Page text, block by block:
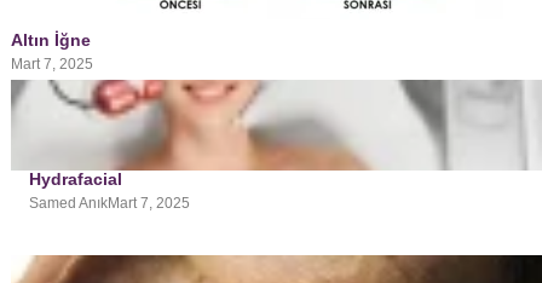
Altın İğne
Mart 7, 2025
Hydrafacial
Samed AnıkMart 7, 2025